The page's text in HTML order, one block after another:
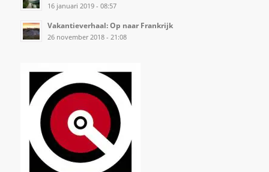
16 januari 2019 - 08:57
Vakantieverhaal: Op naar Frankrijk
26 november 2018 - 21:08